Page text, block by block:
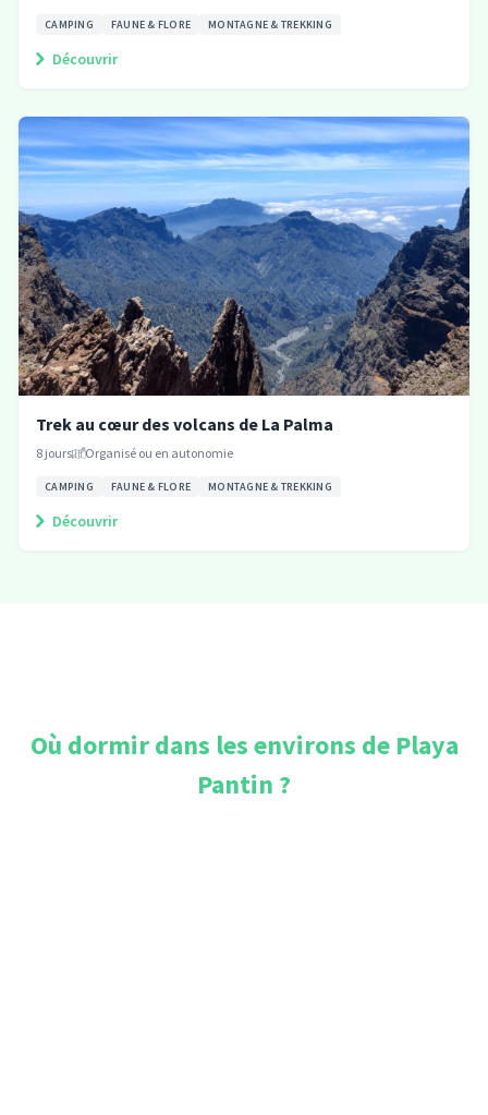
CAMPING FAUNE & FLORE MONTAGNE & TREKKING
Découvrir
Trek au cœur des volcans de La Palma
8 jours Organisé ou en autonomie
CAMPING FAUNE & FLORE MONTAGNE & TREKKING
Découvrir
Où dormir dans les environs de Playa
Pantin ?